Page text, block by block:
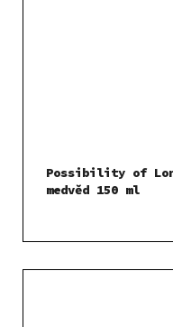
Possibility of
medvěd 150 ml